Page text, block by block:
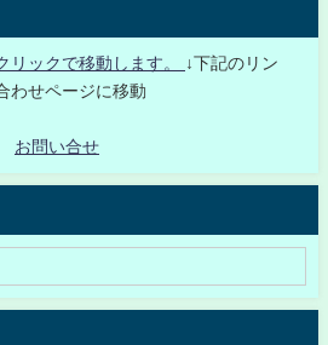
リックで移動します。
↓下記のリン
わせページに移動
お問い合せ